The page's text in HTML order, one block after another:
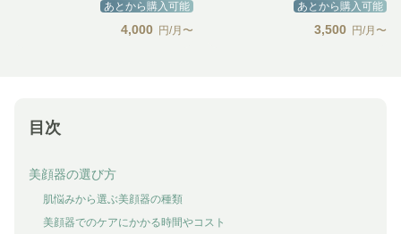
あとから購入可能
4,000 円/月〜
あとから購入可能
3,500 円/月〜
目次
美顔器の選び方
肌悩みから選ぶ美顔器の種類
美顔器でのケアにかかる時間やコスト